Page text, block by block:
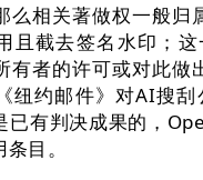
么相关著做权一般归
且截去签名水印；
有者的许可或对此做
纽约邮件》对AI搜
已有判决成果的，
目。